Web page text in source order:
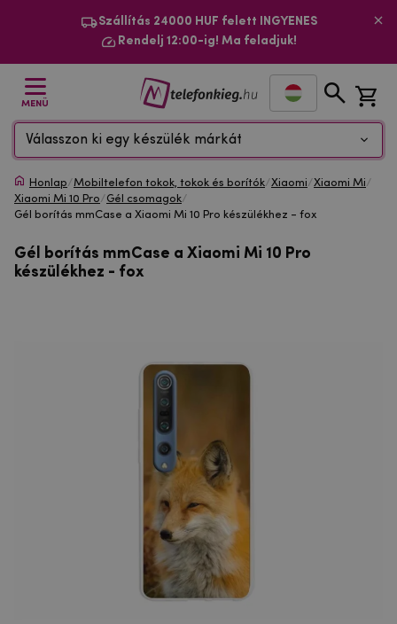
Szállítás 24000 HUF felett INGYENES
Rendelj 12:00-ig! Ma feladjuk!
MENÜ
Válasszon ki egy készülék márkát
Honlap/Mobiltelefon tokok, tokok és borítók/Xiaomi/Xiaomi Mi/
Xiaomi Mi 10 Pro/Gél csomagok/
Gél borítás mmCase a Xiaomi Mi 10 Pro készülékhez - fox
Gél borítás mmCase a Xiaomi Mi 10 Pro
készülékhez - fox